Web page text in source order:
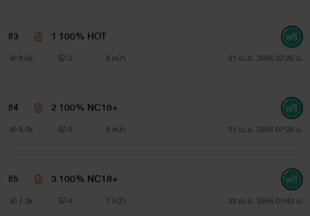
#3 1 100% HOT
8.6k 3 8 หน้า 21 เม.ย. 2566 07:25 น.
#4 2 100% NC18+
8.9k 0 9 หน้า 21 เม.ย. 2566 07:26 น.
#5 3 100% NC18+
7.3k 4 7 หน้า 22 เม.ย. 2566 01:42 น.